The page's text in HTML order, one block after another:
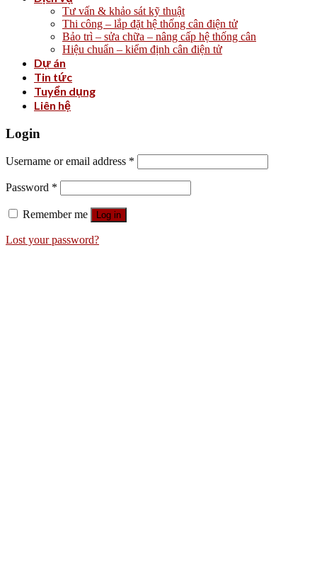
Tư vấn & khảo sát kỹ thuật
Thi công – lắp đặt hệ thống cân điện tử
Bảo trì – sửa chữa – nâng cấp hệ thống cân
Hiệu chuẩn – kiểm định cân điện tử
Dự án
Tin tức
Tuyển dụng
Liên hệ
Login
Username or email address *
Password *
Remember me Log in
Lost your password?